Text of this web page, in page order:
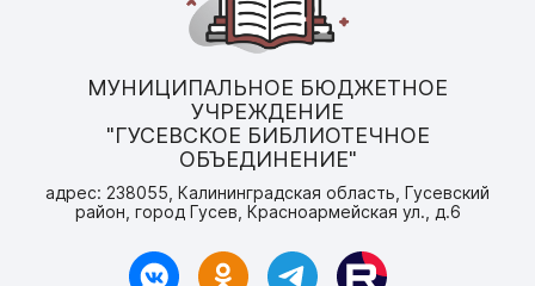
МУНИЦИПАЛЬНОЕ БЮДЖЕТНОЕ
УЧРЕЖДЕНИЕ
"ГУСЕВСКОЕ БИБЛИОТЕЧНОЕ
ОБЪЕДИНЕНИЕ"
адрес: 238055, Калининградская область, Гусевский
район, город Гусев, Красноармейская ул., д.6